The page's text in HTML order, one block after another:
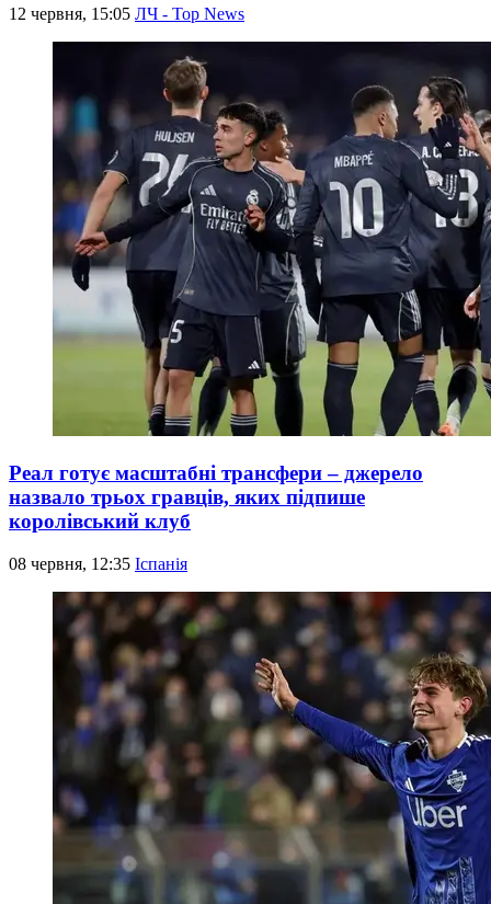
12 червня, 15:05 ЛЧ - Top News
Реал готує масштабні трансфери – джерело
назвало трьох гравців, яких підпише
королівський клуб
08 червня, 12:35 Іспанія